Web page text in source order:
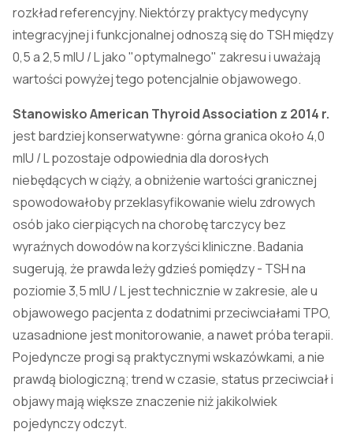
rozkład referencyjny. Niektórzy praktycy medycyny
integracyjnej i funkcjonalnej odnoszą się do TSH między
0,5 a 2,5 mIU / L jako "optymalnego" zakresu i uważają
wartości powyżej tego potencjalnie objawowego.
Stanowisko American Thyroid Association z 2014 r.
jest bardziej konserwatywne: górna granica około 4,0
mIU / L pozostaje odpowiednia dla dorosłych
niebędących w ciąży, a obniżenie wartości granicznej
spowodowałoby przeklasyfikowanie wielu zdrowych
osób jako cierpiących na chorobę tarczycy bez
wyraźnych dowodów na korzyści kliniczne. Badania
sugerują, że prawda leży gdzieś pomiędzy - TSH na
poziomie 3,5 mIU / L jest technicznie w zakresie, ale u
objawowego pacjenta z dodatnimi przeciwciałami TPO,
uzasadnione jest monitorowanie, a nawet próba terapii.
Pojedyncze progi są praktycznymi wskazówkami, a nie
prawdą biologiczną; trend w czasie, status przeciwciał i
objawy mają większe znaczenie niż jakikolwiek
pojedynczy odczyt.